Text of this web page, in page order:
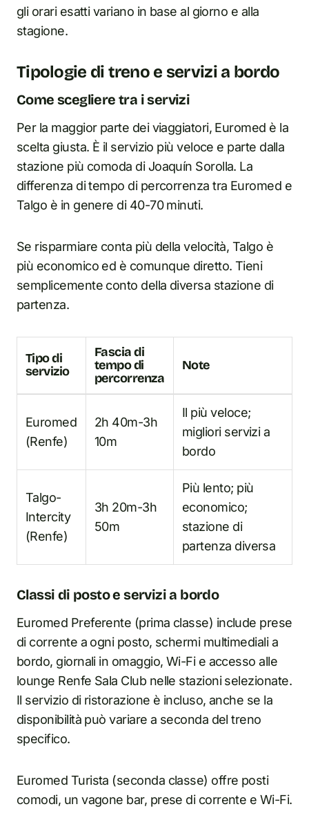
gli orari esatti variano in base al giorno e alla
stagione.
Tipologie di treno e servizi a bordo
Come scegliere tra i servizi
Per la maggior parte dei viaggiatori, Euromed è la
scelta giusta. È il servizio più veloce e parte dalla
stazione più comoda di Joaquín Sorolla. La
differenza di tempo di percorrenza tra Euromed e
Talgo è in genere di 40-70 minuti.
Se risparmiare conta più della velocità, Talgo è
più economico ed è comunque diretto. Tieni
semplicemente conto della diversa stazione di
partenza.
Tipo di
servizio
Fascia di
tempo di
percorrenza
Note
Euromed
(Renfe)
2h 40m-3h
10m
Il più veloce;
migliori servizi a
bordo
Talgo-
Intercity
(Renfe)
3h 20m-3h
50m
Più lento; più
economico;
stazione di
partenza diversa
Classi di posto e servizi a bordo
Euromed Preferente (prima classe) include prese
di corrente a ogni posto, schermi multimediali a
bordo, giornali in omaggio, Wi-Fi e accesso alle
lounge Renfe Sala Club nelle stazioni selezionate.
Il servizio di ristorazione è incluso, anche se la
disponibilità può variare a seconda del treno
specifico.
Euromed Turista (seconda classe) offre posti
comodi, un vagone bar, prese di corrente e Wi-Fi.